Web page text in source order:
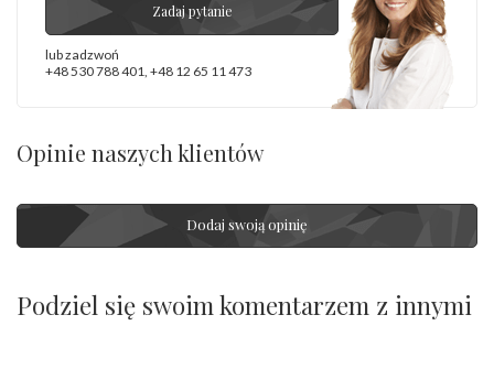
Zadaj pytanie
lub zadzwoń
+48 530 788 401 +48 12 65 11 473
Opinie naszych klientów
Dodaj swoją opinię
Podziel się swoim komentarzem z innymi